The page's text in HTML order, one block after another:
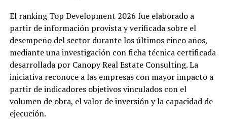
El ranking Top Development 2026 fue elaborado a
partir de información provista y verificada sobre el
desempeño del sector durante los últimos cinco años,
mediante una investigación con ficha técnica certificada
desarrollada por Canopy Real Estate Consulting. La
iniciativa reconoce a las empresas con mayor impacto a
partir de indicadores objetivos vinculados con el
volumen de obra, el valor de inversión y la capacidad de
ejecución.